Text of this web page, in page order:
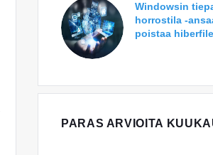
Windowsin
horrostila -
poistaa
PARAS ARVIOITA